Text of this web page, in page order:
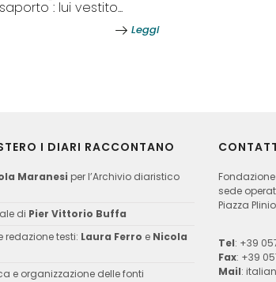
: lui vestito...
Leggi
I DIARI RACCONTANO
Maranesi per l’Archivio diaristico
di Pier Vittorio Buffa
redazione testi: Laura Ferro e Nicola
e organizzazione delle fonti
sede
Piazza
Tel: +39
Fax: +39
Mail: